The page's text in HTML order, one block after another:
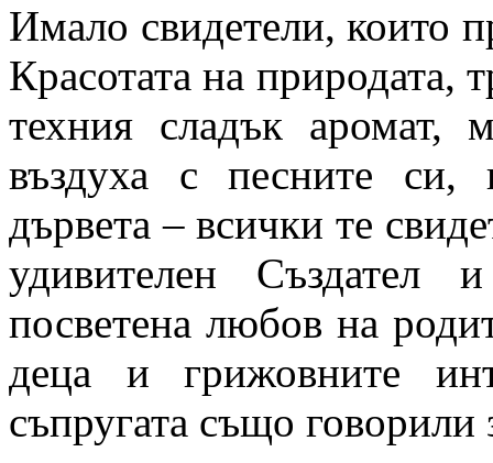
Имало свидетели, които
Красотата на природата,
техния сладък аромат,
въздуха с песните си,
дървета – всички те
удивителен
посветена любов на
деца и грижовните
съпругата също говорили